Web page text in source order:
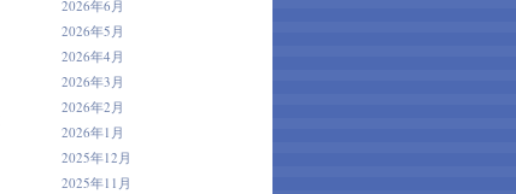
2026年6月
2026年5月
2026年4月
2026年3月
2026年2月
2026年1月
2025年12月
2025年11月